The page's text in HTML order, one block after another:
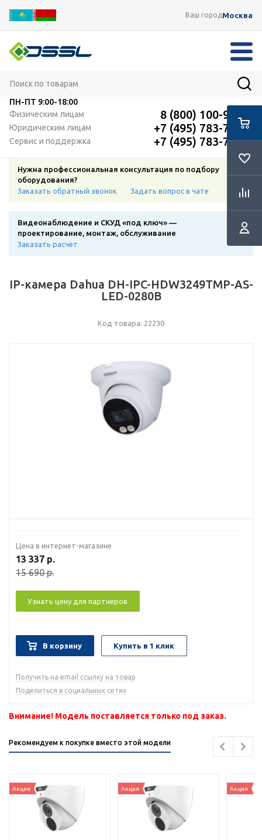
Ваш городМосква
ПН-ПТ 9:00-18:00
Физическим лицам
8 (800) 100-91-12
Юридическим лицам +7 (495) 783-72-87
Сервис и поддержка +7 (495) 783-72-87
Нужна профессиональная консультация по подбору
оборудования?
Заказать обратный звонок
Задать вопрос в чате
Видеонаблюдение и СКУД «под ключ» —
проектирование, монтаж, обслуживание
Заказать расчет
IP-камера Dahua DH-IPC-HDW3249TMP-AS-
LED-0280B
Код товара: 22230
Цена в интернет-магазине
13 337 р.
15 690р.
Узнать цену для партнеров
В корзину Купить в 1 клик
Получить на email ссылку на товар
Поделиться в социальных сетях
Внимание! Модель поставляется только под заказ.
Рекомендуем к покупке вместо этой модели
Акция Акция Акция